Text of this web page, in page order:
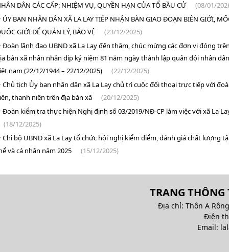
DÂN CÁC CẤP: NHIỆM VỤ, QUYỀN HẠN CỦA TỔ BẦU CỬ
(08/01/
ỦY BAN NHÂN DÂN XÃ LA LAY TIẾP NHẬN BÀN GIAO ĐOẠN BIÊN GIỚI,
GIỚI ĐỂ QUẢN LÝ, BẢO VỆ
(23/12/2025)
Đoàn lãnh đạo UBND xã La Lay đến thăm, chúc mừng các đơn vị đóng
bàn xã nhân nhân dịp kỷ niệm 81 năm ngày thành lập quân đội nhân dân
nam (22/12/1944 – 22/12/2025)
(22/12/2025)
Chủ tịch Ủy ban nhân dân xã La Lay chủ trì cuộc đối thoại trực tiếp với
thanh niên trên địa bàn xã
(20/12/2025)
Đoàn kiểm tra thực hiện Nghị định số 03/2019/NĐ-CP làm việc với xã La
(18/12/2025)
Chi bộ UBND xã La Lay tổ chức hội nghị kiểm điểm, đánh giá chất lượng
và cá nhân năm 2025
(15/12/2025)
TRANG
Địa chỉ: Thôn A
Điện
Email: